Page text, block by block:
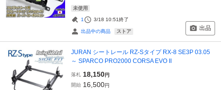
未使用
1 3/18 10:51終了
出品中の商品 ストア 出品
JURAN シートレール RZ-Sタイプ RX-8 SE3P 03.05
～ SPARCO PRO2000 CORSA EVO II
落札 18,150円
開始 16,500円